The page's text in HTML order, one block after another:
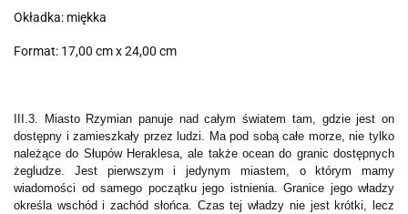
Okładka: miękka
Format: 17,00 cm x 24,00 cm
III.3. Miasto Rzymian panuje nad całym światem tam, gdzie jest on
dostępny i zamieszkały przez ludzi. Ma pod sobą całe morze, nie tylko
należące do Słupów Heraklesa, ale także ocean do granic dostępnych
żegludze. Jest pierwszym i jedynym miastem, o którym mamy
wiadomości od samego początku jego istnienia. Granice jego władzy
określa wschód i zachód słońca. Czas tej władzy nie jest krótki, lecz